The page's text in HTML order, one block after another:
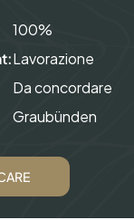
100%
Lavorazione
Da concordare
Graubünden